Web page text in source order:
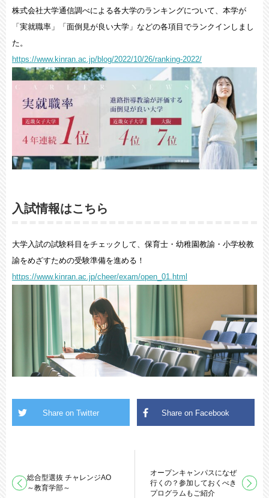
株式会社大学通信調べによる各大学のランキングについて、本学が
「実就職率」「面倒見が良い大学」などの各項目でランクインしまし
た。
https://www.kinran.ac.jp/blog/2022/10/26/ranking-2022/
入試情報はこちら
大学入試の試験科目をチェックして、保育士・幼稚園教諭・小学校教
諭をめざすための受験準備を進める！
https://www.kinran.ac.jp/cheer/exam/open_01.html
総合型選抜 チャレンジAO
～教育学部～
オープンキャンパスになぜ
行くの？参加しておくべき
プログラムもご紹介